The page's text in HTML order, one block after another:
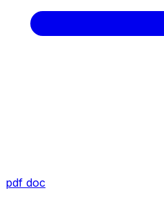
pdf doc